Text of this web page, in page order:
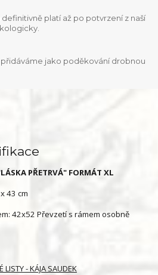
platí až po potvrzení z naší
jako poděkování drobnou
PŘETRVÁ" FORMÁT XL
43 cm
42x52 Převzetí s rámem osobně
LISTY - KÁJA SAUDEK